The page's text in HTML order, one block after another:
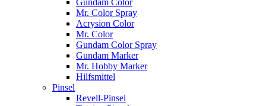
Gundam Color
Mr. Color Spray
Acrysion Color
Mr. Color
Gundam Color Spray
Gundam Marker
Mr. Hobby Marker
Hilfsmittel
Pinsel
Revell-Pinsel